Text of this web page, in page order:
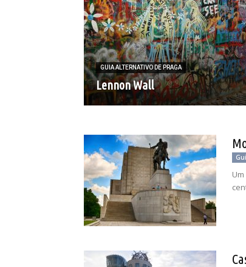
GUIA ALTERNATIVO DE PRAGA
Lennon Wall